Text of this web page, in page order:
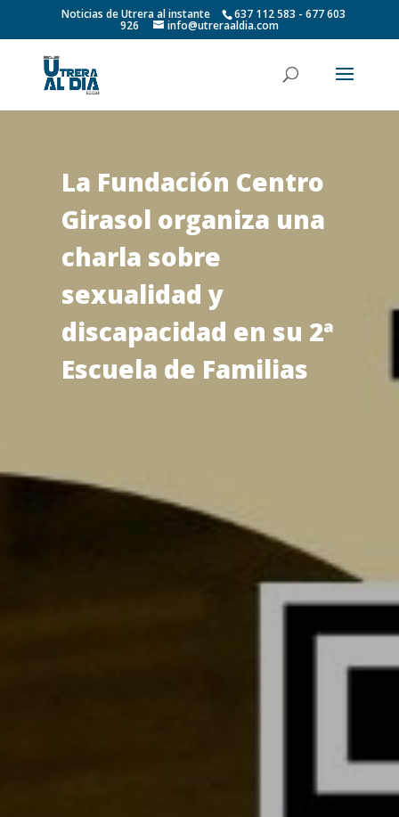
Noticias de Utrera al instante 637 112 583 - 677 603
926 info@utreraaldia.com
La Fundación Centro
Girasol organiza una
charla sobre
sexualidad y
discapacidad en su 2ª
Escuela de Familias